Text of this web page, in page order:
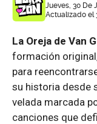
Jueves, 30 De
Actualizado el
La Oreja de Van
formación
para
su historia desde
velada marcada
canciones que